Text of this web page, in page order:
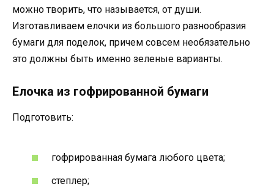
можно творить, что называется, от души.
Изготавливаем елочки из большого разнообразия
бумаги для поделок, причем совсем необязательно
это должны быть именно зеленые варианты.
Елочка из гофрированной бумаги
Подготовить:
гофрированная бумага любого цвета;
степлер;